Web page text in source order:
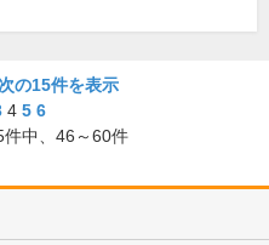
の15件を表示
4 5 6
件中、 46～60件